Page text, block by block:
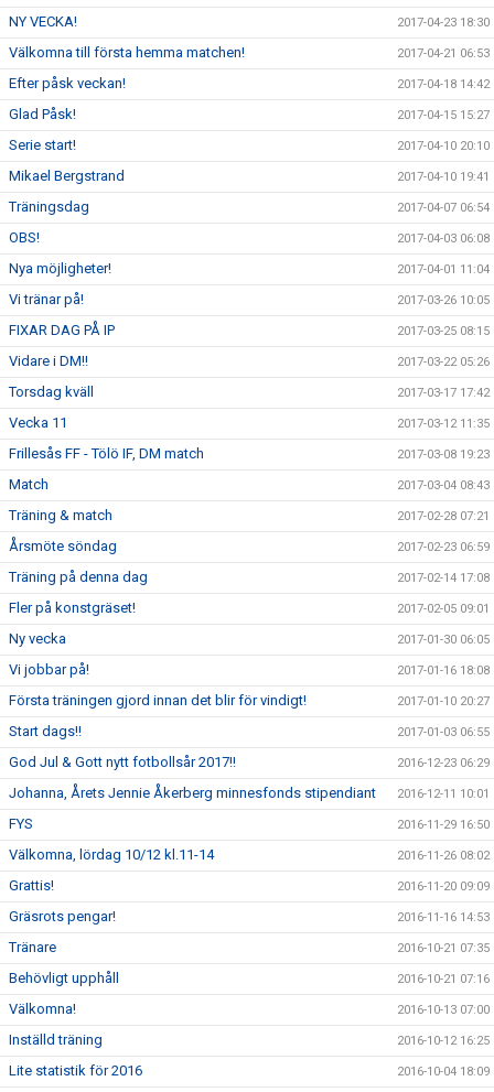
NY VECKA! 2017-04-23 18:30
Välkomna till första hemma matchen! 2017-04-21 06:53
Efter påsk veckan! 2017-04-18 14:42
Glad Påsk! 2017-04-15 15:27
Serie start! 2017-04-10 20:10
Mikael Bergstrand 2017-04-10 19:41
Träningsdag 2017-04-07 06:54
OBS! 2017-04-03 06:08
Nya möjligheter! 2017-04-01 11:04
Vi tränar på! 2017-03-26 10:05
FIXAR DAG PÅ IP 2017-03-25 08:15
Vidare i DM!! 2017-03-22 05:26
Torsdag kväll 2017-03-17 17:42
Vecka 11 2017-03-12 11:35
Frillesås FF - Tölö IF, DM match 2017-03-08 19:23
Match 2017-03-04 08:43
Träning & match 2017-02-28 07:21
Årsmöte söndag 2017-02-23 06:59
Träning på denna dag 2017-02-14 17:08
Fler på konstgräset! 2017-02-05 09:01
Ny vecka 2017-01-30 06:05
Vi jobbar på! 2017-01-16 18:08
Första träningen gjord innan det blir för vindigt! 2017-01-10 20:27
Start dags!! 2017-01-03 06:55
God Jul & Gott nytt fotbollsår 2017!! 2016-12-23 06:29
Johanna, Årets Jennie Åkerberg minnesfonds stipendiant 2016-12-11 10:01
FYS 2016-11-29 16:50
Välkomna, lördag 10/12 kl.11-14 2016-11-26 08:02
Grattis! 2016-11-20 09:09
Gräsrots pengar! 2016-11-16 14:53
Tränare 2016-10-21 07:35
Behövligt upphåll 2016-10-21 07:16
Välkomna! 2016-10-13 07:00
Inställd träning 2016-10-12 16:25
Lite statistik för 2016 2016-10-04 18:09